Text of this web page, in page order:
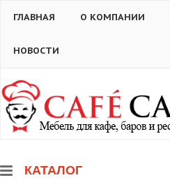
ГЛАВНАЯ О КОМПАНИИ
НОВОСТИ
КАТАЛОГ